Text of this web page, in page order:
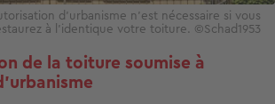
d’urbanisme n'est nécessaire si vous
à l’identique votre toiture. ©Schad1953
de la toiture soumise à